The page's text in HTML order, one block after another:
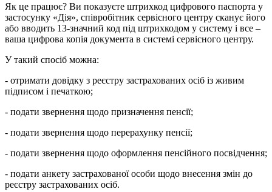
Як це працює? Ви показуєте штрихкод цифрового паспорта у
застосунку «Дія», співробітник сервісного центру сканує його
або вводить 13-значний код під штрихкодом у систему і все –
ваша цифрова копія документа в системі сервісного центру.
У такий спосіб можна:
- отримати довідку з реєстру застрахованих осіб із живим
підписом і печаткою;
- подати звернення щодо призначення пенсії;
- подати звернення щодо перерахунку пенсії;
- подати звернення щодо оформлення пенсійного посвідчення;
- подати анкету застрахованої особи щодо внесення змін до
реєстру застрахованих осіб.